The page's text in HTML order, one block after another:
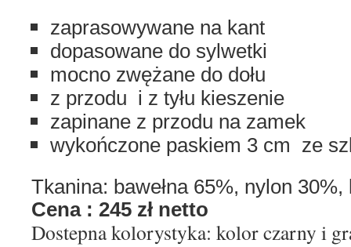
zaprasowywane na kant
dopasowane do sylwetki
mocno zwężane do dołu
z przodu i z tyłu kieszenie
zapinane z przodu na zamek
wykończone paskiem 3 cm ze
Tkanina: bawełna 65%, nylon
Cena : 245 zł netto
Dostepna kolorystyka: kolor czarny i